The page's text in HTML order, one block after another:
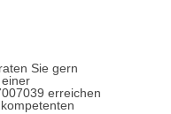
Sie gern
erreichen